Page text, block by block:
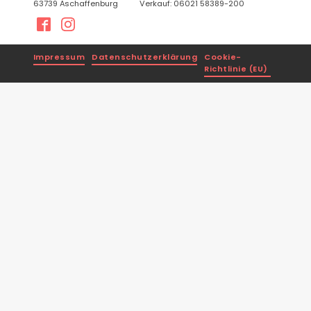
63739 Aschaffenburg
Verkauf: 06021 58389-200
Impressum Datenschutzerklärung
Cookie-
Richtlinie (EU)